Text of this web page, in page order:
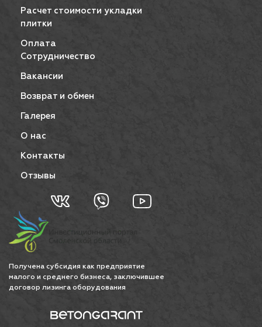
Расчет стоимости укладки
плитки
Оплата
Сотрудничество
Вакансии
Возврат и обмен
Галерея
О нас
Контакты
Отзывы
Получена субсидия как предприятие
малого и среднего бизнеса, заключившее
договор лизинга оборудования